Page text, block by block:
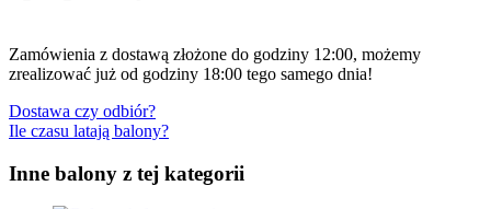
Zamówienia z dostawą złożone do godziny 12:00, możemy
zrealizować już od godziny 18:00 tego samego dnia!
Dostawa czy odbiór?
Ile czasu latają balony?
Inne balony z tej kategorii